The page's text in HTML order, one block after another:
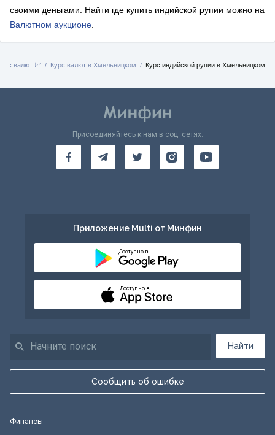
своими деньгами. Найти где купить индийской рупии можно на
Валютном аукционе
валют 📈 Курс валют в Хмельницком Курс индийской рупии в Хмельницком
Найти
Сообщить об ошибке
Присоединяйтесь к нам в соц. сетях:
Приложение Multi от Минфин
Доступно в
Доступно в
Финансы